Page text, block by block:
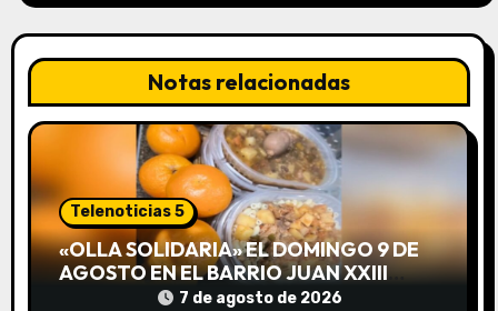
c
ó
n
d
e
Notas relacionadas
Telenoticias 5
«OLLA SOLIDARIA» EL DOMINGO 9 DE
AGOSTO EN EL BARRIO JUAN XXIII
DESDE LAS 13 HS7 de agosto de 2026